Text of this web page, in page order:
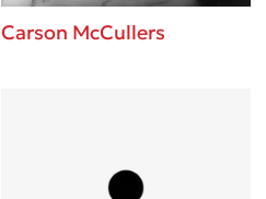
Carson McCullers